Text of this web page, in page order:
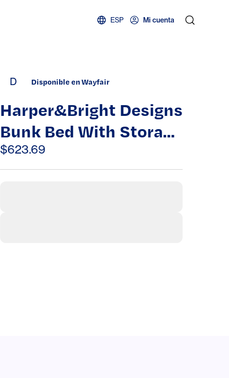
ESP Mi cuenta
D Disponible en Wayfair
Harper&Bright Designs
Bunk Bed With Storage
Stairs And Slide
$623.69